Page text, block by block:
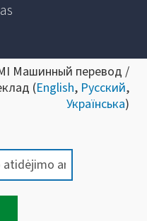
Машинный перевод /
(English, Русский,
Українська)